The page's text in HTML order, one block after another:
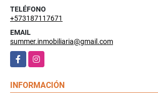
TELÉFONO
+573187117671
EMAIL
summer.inmobiliaria@gmail.com
FacebookInstagram
INFORMACIÓN